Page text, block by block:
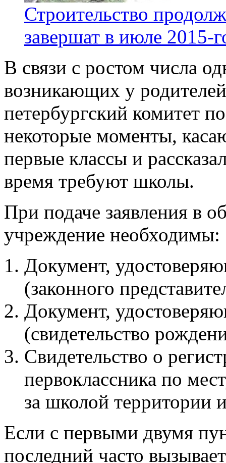
Строительство
завершат в июле 2015-
В связи с ростом числа
возникающих у
петербургский комитет
некоторые моменты,
первые классы и
время требуют школы.
При подаче заявления в
учреждение необходимы:
Документ,
(законного
Документ,
(свидетельство
Свидетельство о
первоклассника по
за школой территории
Если с первыми двумя
последний часто